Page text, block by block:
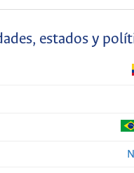
estados y